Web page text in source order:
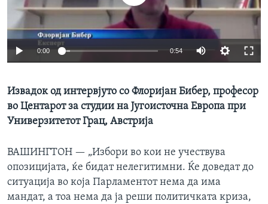
ИНТЕРВЈУА
Јазици
0:00 0:54
Извадок од интервјуто со Флоријан Бибер, професор
во Центарот за студии на Југоисточна Европа при
Универзитетот Грац, Австрија
ВАШИНГТОН — „Избори во кои не учествува
опозицијата, ќе бидат нелегитимни. Ќе доведат до
ситуација во која Парламентот нема да има
мандат, а тоа нема да ја реши политичката криза,